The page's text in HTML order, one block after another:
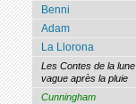
Benni
Adam
La Llorona
Les Contes de la lune
vague après la pluie
Cunningham